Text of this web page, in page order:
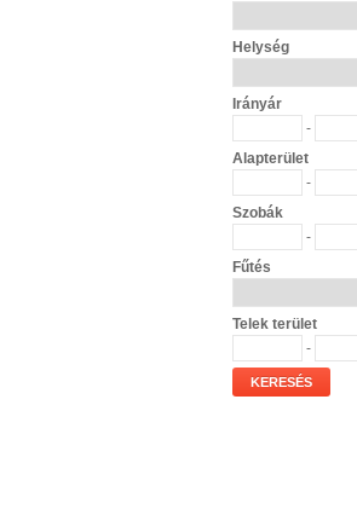
Helység
Irányár
-
Alapterület
-
Szobák
-
Fűtés
Telek terület
-
KERESÉS